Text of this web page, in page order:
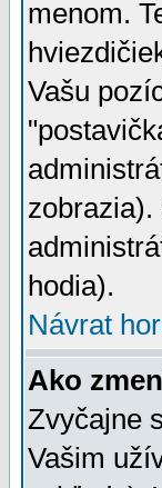
menom.
Vašu
hodia).
Návrat
Ako
Zvyčajne
Vašim